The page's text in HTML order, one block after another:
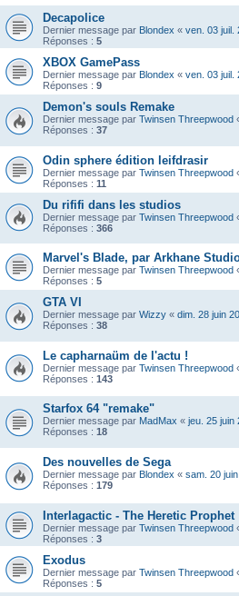
Decapolice
Dernier message par Blondex « ven. 03 juil.
Réponses : 5
XBOX GamePass
Dernier message par Blondex « ven. 03 juil.
Réponses : 9
Demon's souls Remake
Dernier message par Twinsen Threepwood
Réponses : 37
Odin sphere édition leifdrasir
Dernier message par Twinsen Threepwood
Réponses : 11
Du rififi dans les studios
Dernier message par Twinsen Threepwood
Réponses : 366
Marvel's Blade, par Arkhane
Dernier message par Twinsen Threepwood
Réponses : 5
GTA VI
Dernier message par Wizzy « dim. 28 juin
Réponses : 38
Le capharnaüm de l'actu !
Dernier message par Twinsen Threepwood
Réponses : 143
Starfox 64 "remake"
Dernier message par MadMax « jeu. 25 juin
Réponses : 18
Des nouvelles de Sega
Dernier message par Blondex « sam. 20
Réponses : 179
Interlagactic - The Heretic Prophet
Dernier message par Twinsen Threepwood
Réponses : 3
Exodus
Dernier message par Twinsen Threepwood
Réponses : 5